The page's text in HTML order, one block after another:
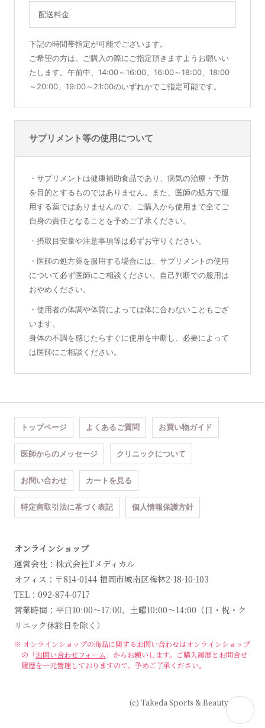
配送料金
下記の時間帯指定が可能でございます。
ご希望の方は、ご購入の際にご指定頂きますようお願いい
たします。午前中、14:00～16:00、16:00～18:00、18:00
～20:00、19:00～21:00のいずれかでご指定可能です。
サプリメント等の使用について
・サプリメントは健康補助食品であり、病気の治療・予防
を目的とするものではありません。また、医師の処方で服
用する薬ではありませんので、ご購入から使用まで全てご
自身の責任となることを予めご了承ください。
・摂取目安量や注意事項等は必ずお守りください。
・医師の処方薬を服用する場合には、サプリメントの使用
について必ず医師にご相談ください。自己判断での服用は
おやめください。
・使用者の体調や体質によっては体に合わないこともござ
います。
身体の不調を感じたらすぐに使用を中断し、必要によって
は医師にご相談ください。
トップページ よくあるご質問 お買い物ガイド
医師からのメッセージ クリニックについて
お問い合わせ カートを見る
特定商取引法に基づく表記 個人情報保護方針
オンラインショップ
運営会社：株式会社Tメディカル
オフィス：〒814-0144 福岡市城南区梅林2-18-10-103
TEL：092-874-0717
営業時間：平日10:00～17:00、土曜10:00～14:00（日・祝・ク
リニック休診日を除く）
※ オンラインショップの商品に関するお問い合わせはオンラインショップ
の「お問い合わせフォーム 」からお願いします。 ご購入履歴とお問合せ
履歴を一元管理しておりますので、予めご了承ください。
(c) Takeda Sports & Beauty Clinic